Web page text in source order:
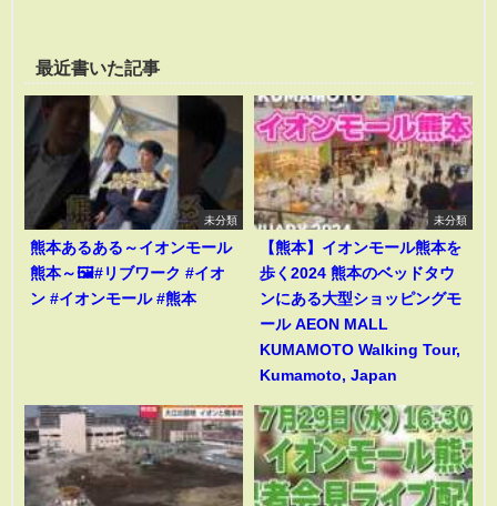
最近書いた記事
未分類
熊本あるある～イオンモール
熊本～🖼️#リブワーク #イオ
ン #イオンモール #熊本
未分類
【熊本】イオンモール熊本を
歩く2024 熊本のベッドタウ
ンにある大型ショッピングモ
ール AEON MALL
KUMAMOTO Walking Tour,
Kumamoto, Japan